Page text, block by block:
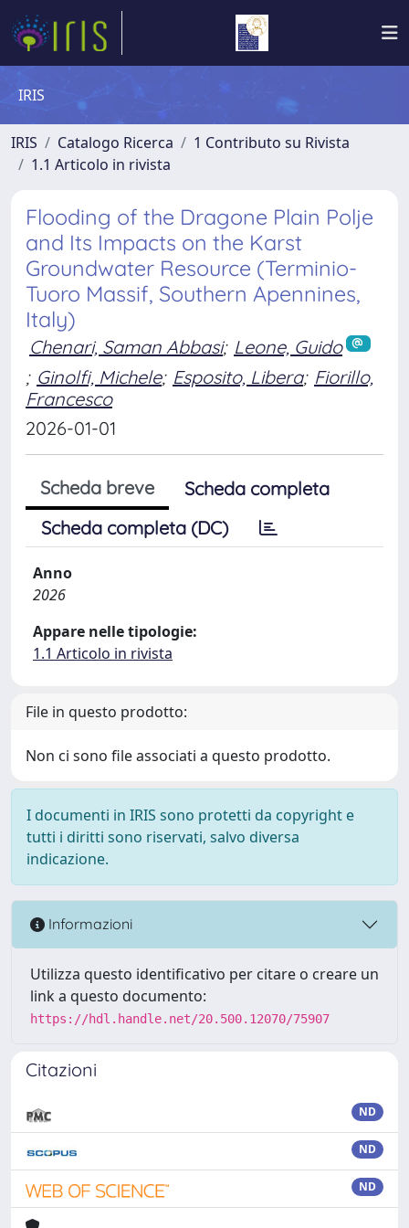
IRIS
IRIS Catalogo Ricerca
1 Contributo su Rivista
1.1 Articolo in rivista
Flooding of the Dragone Plain Polje
and Its Impacts on the Karst
Groundwater Resource (Terminio-
Tuoro Massif, Southern Apennines,
Italy)
Chenari, Saman Abbasi; Leone, Guido
; Ginolfi, Michele; Esposito, Libera; Fiorillo,
Francesco
2026-01-01
Scheda breve
Scheda completa
Scheda completa (DC)
Anno
2026
Appare nelle tipologie:
1.1 Articolo in rivista
File in questo prodotto:
Non ci sono file associati a questo prodotto.
I documenti in IRIS sono protetti da copyright e
tutti i diritti sono riservati, salvo diversa
indicazione.
Informazioni
Utilizza questo identificativo per citare o creare un
link a questo documento:
https://hdl.handle.net/20.500.12070/75907
Citazioni
ND
ND
ND